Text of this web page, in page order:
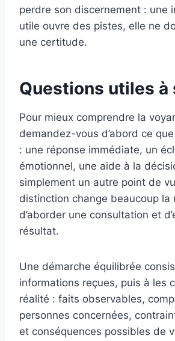
perdre son discernement : une
utile ouvre des pistes, elle ne
une certitude.
Questions utiles à
Pour mieux comprendre la
demandez-vous d’abord ce
: une réponse immédiate, un
émotionnel, une aide à la
simplement un autre point de
distinction change beaucoup la
d’aborder une consultation et
résultat.
Une démarche équilibrée
informations reçues, puis à les
réalité : faits observables,
personnes concernées,
et conséquences possibles de